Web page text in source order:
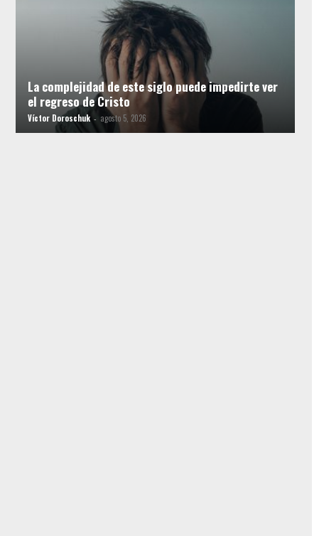
La complejidad de este siglo puede impedirte ver
el regreso de Cristo
Víctor Doroschuk - agosto 5, 2026